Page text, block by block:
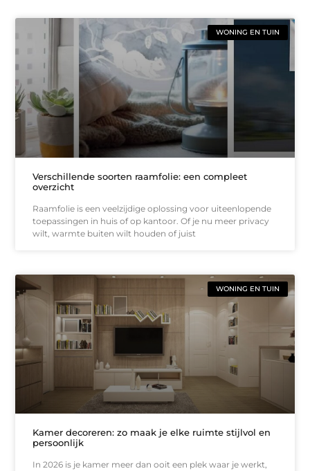
WONING EN TUIN
Verschillende soorten raamfolie: een compleet
overzicht
Raamfolie is een veelzijdige oplossing voor uiteenlopende
toepassingen in huis of op kantoor. Of je nu meer privacy
wilt, warmte buiten wilt houden of juist
WONING EN TUIN
Kamer decoreren: zo maak je elke ruimte stijlvol en
persoonlijk
In 2026 is je kamer meer dan ooit een plek waar je werkt,